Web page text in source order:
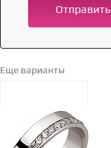
Отправить
Еще варианты